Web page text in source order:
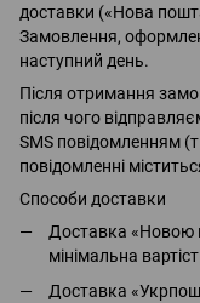
доставки («Нова
Замовлення,
наступний день.
Після отримання
після чого
SMS повідомленням
повідомленні
Способи доставки
Доставка «Новою
мінімальна
Доставка